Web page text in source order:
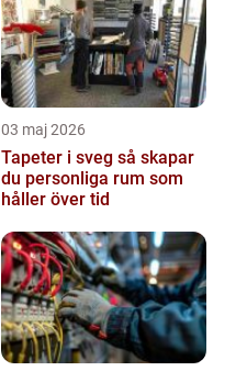
03 maj 2026
Tapeter i sveg så skapar
du personliga rum som
håller över tid